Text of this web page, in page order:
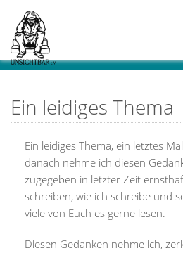
Ein leidiges Thema
Ein leidiges Thema, ein letztes
danach nehme ich diesen
zugegeben in letzter Zeit
schreiben, wie ich schreibe und
viele von Euch es gerne lesen.
Diesen Gedanken nehme ich,